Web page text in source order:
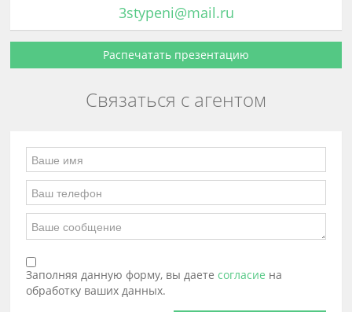
3stypeni@mail.ru
Распечатать презентацию
Связаться с агентом
Заполняя данную форму, вы даетесогласие на
обработку ваших данных.